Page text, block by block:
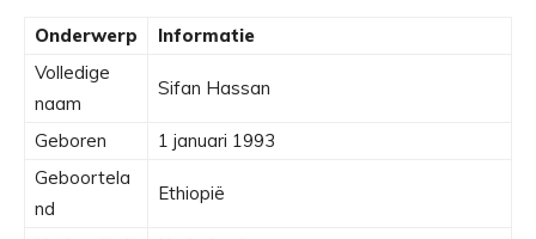
Onderwerp
Informatie
Volledige
naam
Sifan Hassan
Geboren
1 januari 1993
Geboortela
nd
Ethiopië